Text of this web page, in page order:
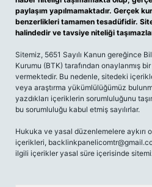
paylaşım yapılmamaktadır. Gerçek
benzerlikleri tamamen tesadüfidir.
halindedir ve tavsiye niteliği
Sitemiz, 5651 Sayılı Kanun gereğince
Kurumu (BTK) tarafından onaylanmış
vermektedir. Bu nedenle, sitedeki
veya araştırma yükümlülüğümüz
yazdıkları içeriklerin sorumluluğunu
bu sorumluluğu kabul etmiş sayılırlar.
Hukuka ve yasal düzenlemelere aykırı
içerikleri,
ilgili içerikler yasal süre içerisinde